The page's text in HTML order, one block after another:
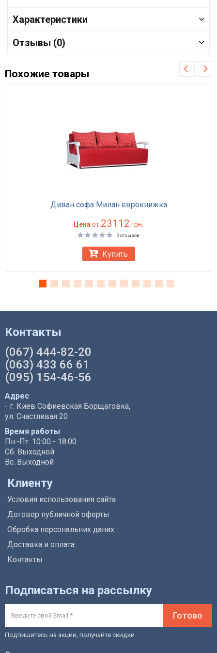
Характеристики
Отзывы (0)
Похожие товары
Диван софа Милан еврокнижка
Цена от 23112 грн.
0 отзывов
Купить
Контакты
(067) 444-82-20
(063) 433 66 61
(095) 154-46-56
Адрес
- г. Киев Софиевская Борщаговка,
ул. Счастливая 20
Время работы
Пн.-Пт. 10:00 - 18:00
Сб. Выходной
Вс. Выходной
Клиенту
Условия использования сайта
Договор публичной оферты
Обробка персональних даних
Доставка и оплата
Контакты
Подписаться на рассылку
Готово
Подпишитесь на акции, получайте скидки